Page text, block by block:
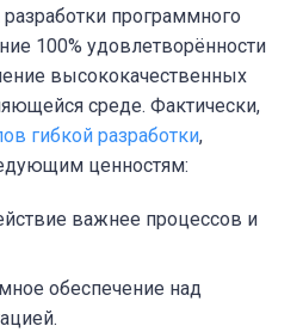
программного
100% удовлетворённости
высококачественных
среде. Фактически,
гибкой разработки,
ценностям:
важнее процессов и
обеспечение над